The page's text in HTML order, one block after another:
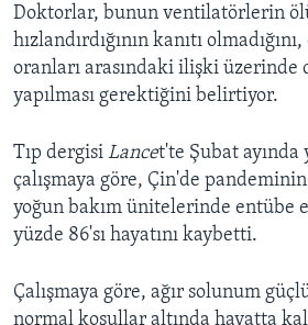
Doktorlar, bunun ventilatörlerin
hızlandırdığının kanıtı
oranları arasındaki ilişki üzerinde
yapılması gerektiğini belirtiyor.
Tıp dergisi Lancet'te Şubat ayında
çalışmaya göre, Çin'de
yoğun bakım ünitelerinde entübe
yüzde 86'sı hayatını kaybetti.
Çalışmaya göre, ağır solunum
normal koşullar altında hayatta